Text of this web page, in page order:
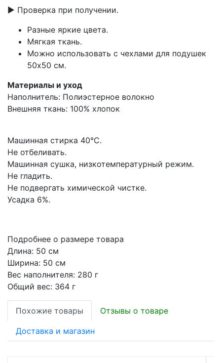
▶ Проверка при получении.
Разные яркие цвета.
Мягкая ткань.
Можно использовать с чехлами для подушек
50х50 см.
Материалы и уход
Наполнитель: Полиэстерное волокно
Внешняя ткань: 100% хлопок
Машинная стирка 40°С.
Не отбеливать.
Машинная сушка, низкотемпературный режим.
Не гладить.
Не подвергать химической чистке.
Усадка 6%.
Подробнее о размере товара
Длина: 50 см
Ширина: 50 см
Вес наполнителя: 280 г
Общий вес: 364 г
Похожие товары Отзывы о товаре
Доставка и магазин